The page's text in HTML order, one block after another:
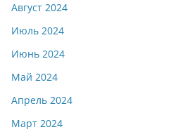
Август 2024
Июль 2024
Июнь 2024
Май 2024
Апрель 2024
Март 2024